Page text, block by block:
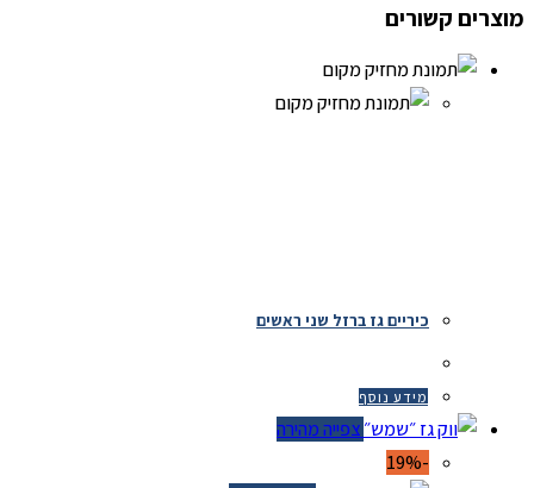
מוצרים קשורים
כיריים גז ברזל שני ראשים
מידע נוסף
צפייה מהירה